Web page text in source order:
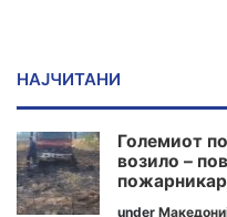
НАЈЧИТАНИ
Големиот
возило –
under